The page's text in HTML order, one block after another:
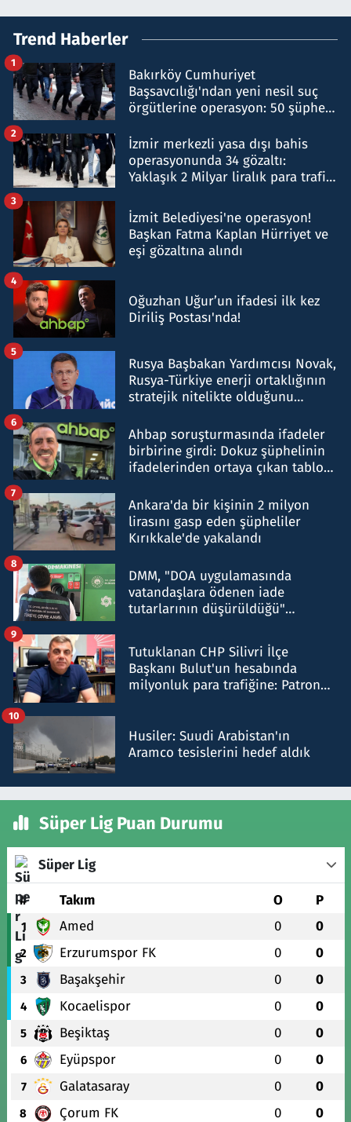
Trend Haberler
Bakırköy Cumhuriyet
Başsavcılığı'ndan yeni nesil suç
örgütlerine operasyon: 50 şüpheli
1
İzmir merkezli yasa dışı bahis
operasyonunda 34 gözaltı:
Yaklaşık 2 Milyar liralık para trafiği
2
İzmit Belediyesi'ne operasyon!
Başkan Fatma Kaplan Hürriyet ve
eşi gözaltına alındı
3
Oğuzhan Uğur’un ifadesi ilk kez
Diriliş Postası'nda!
4
Rusya Başbakan Yardımcısı Novak,
Rusya-Türkiye enerji ortaklığının
stratejik nitelikte olduğunu
5
Ahbap soruşturmasında ifadeler
birbirine girdi: Dokuz şüphelinin
ifadelerinden ortaya çıkan tablo
6
Ankara'da bir kişinin 2 milyon
lirasını gasp eden şüpheliler
Kırıkkale'de yakalandı
7
DMM, "DOA uygulamasında
vatandaşlara ödenen iade
tutarlarının düşürüldüğü"
8
Tutuklanan CHP Silivri İlçe
Başkanı Bulut'un hesabında
milyonluk para trafiğine: Patron
9
Husiler: Suudi Arabistan'ın
Aramco tesislerini hedef aldık
10
Süper Lig Puan Durumu
Süper Lig
# Takım O P
1 Amed 0 0
2 Erzurumspor FK 0 0
3 Başakşehir 0 0
4 Kocaelispor 0 0
5 Beşiktaş 0 0
6 Eyüpspor 0 0
7 Galatasaray 0 0
8 Çorum FK 0 0